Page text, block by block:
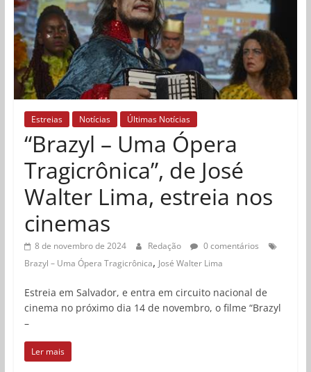
Estreias Notícias Últimas Notícias
“Brazyl – Uma Ópera
Tragicrônica”, de José
Walter Lima, estreia nos
cinemas
8 de novembro de 2024 Redação
0 comentários
Brazyl – Uma Ópera Tragicrônica, José Walter Lima
Estreia em Salvador, e entra em circuito nacional de
cinema no próximo dia 14 de novembro, o filme “Brazyl
–
Ler mais